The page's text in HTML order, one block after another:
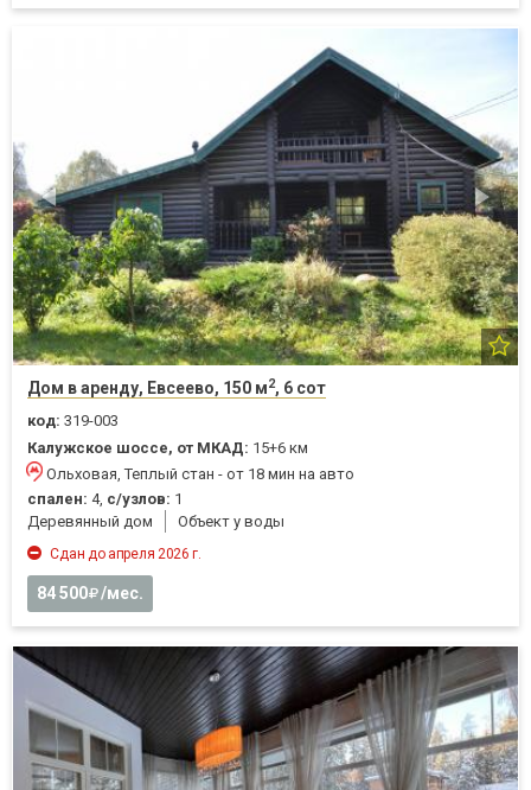
Дом в аренду, Евсеево, 150 м2, 6 сот
код: 319-003
Калужское шоссе, от МКАД: 15+6 км
Ольховая, Теплый стан - от 18 мин на авто
спален: 4, с/узлов: 1
Деревянный дом
Объект у воды
Сдан до апреля 2026 г.
84 500 /мес.